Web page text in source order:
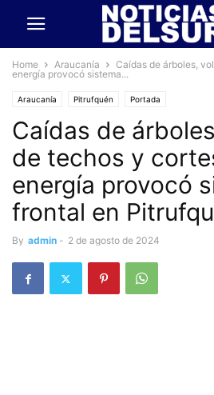
Home Araucanía
Caídas de árboles,
energía provocó sistema...
Araucanía Pitrufquén Portada
Caídas de
de techos y
energía provocó
frontal en
By admin - 2 de agosto de 2024